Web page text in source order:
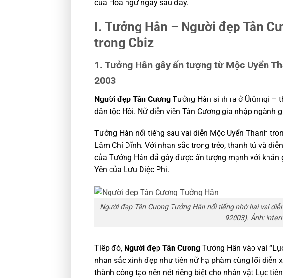
của Hoa ngữ ngay sau đây.
I. Tưởng Hân – Người đẹp Tân
trong Cbiz
1. Tưởng Hân gây ấn tượng từ Mộc Uyển
2003
Người đẹp Tân Cương Tưởng Hân sinh ra ở Ürümqi –
dân tộc Hồi. Nữ diễn viên Tân Cương gia nhập ngành
Tưởng Hân nổi tiếng sau vai diễn Mộc Uyển Thanh
Lâm Chí Dĩnh. Với nhan sắc trong trẻo, thanh tú và
của Tưởng Hân đã gây được ấn tượng mạnh với khán
Yên của Lưu Diệc Phi.
Người đẹp Tân Cương Tưởng Hân nổi tiếng nhờ hai vai
92003). Ảnh:
Tiếp đó, Người đẹp Tân Cương Tưởng Hân vào vai
nhan sắc xinh đẹp như tiên nữ hạ phàm cùng lối diễn
thành công tạo nên nét riêng biệt cho nhân vật Lục